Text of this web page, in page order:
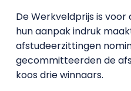
De Werkveldprijs is
hun aanpak indruk
afstudeerzittingen
gecommitteerden de
koos drie winnaars.